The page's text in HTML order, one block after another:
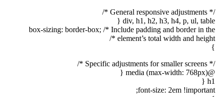
/* General responsive adjustments */
div, h1, h2, h3, h4, p, ul, table {
box-sizing: border-box; /* Include padding and border in the
element’s total width and height */
}
/* Specific adjustments for smaller screens */
@media (max-width: 768px) {
h1 {
font-size: 2em !important;